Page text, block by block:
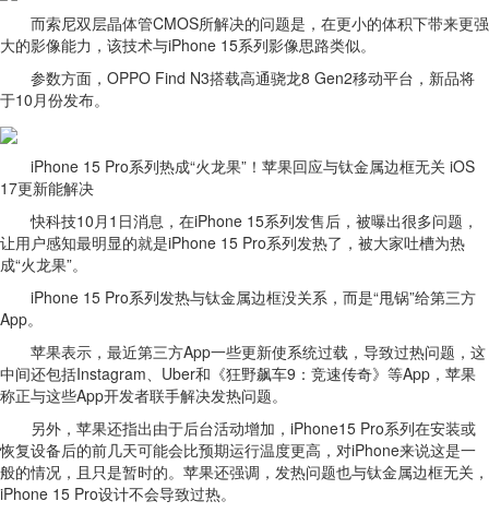
而索尼双层晶体管CMOS所解决的问题是，在更小的体积下带来更强
大的影像能力，该技术与iPhone 15系列影像思路类似。
参数方面，OPPO Find N3搭载高通骁龙8 Gen2移动平台，新品将
于10月份发布。
iPhone 15 Pro系列热成“火龙果”！苹果回应与钛金属边框无关 iOS
17更新能解决
快科技10月1日消息，在iPhone 15系列发售后，被曝出很多问题，
让用户感知最明显的就是iPhone 15 Pro系列发热了，被大家吐槽为热
成“火龙果”。
iPhone 15 Pro系列发热与钛金属边框没关系，而是“甩锅”给第三方
App。
苹果表示，最近第三方App一些更新使系统过载，导致过热问题，这
中间还包括Instagram、Uber和《狂野飙车9：竞速传奇》等App，苹果
称正与这些App开发者联手解决发热问题。
另外，苹果还指出由于后台活动增加，iPhone15 Pro系列在安装或
恢复设备后的前几天可能会比预期运行温度更高，对iPhone来说这是一
般的情况，且只是暂时的。苹果还强调，发热问题也与钛金属边框无关，
iPhone 15 Pro设计不会导致过热。